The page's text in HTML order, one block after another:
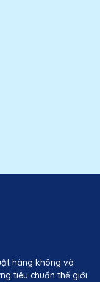
hàng không và
tiêu chuẩn thế giới